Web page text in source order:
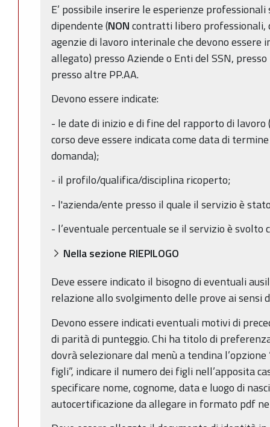
E’ possibile inserire le esperienze
dipendente (NONcontratti libero professionali,
agenzie di lavoro interinale che devono essere
allegato) presso Aziende o Enti del SSN,
presso altre PP.AA.
Devono essere indicate:
- le date di inizio e di fine del rapporto di lavoro
corso deve essere indicata come data di
domanda);
- il profilo/qualifica/disciplina ricoperto;
- l'azienda/ente presso il quale il servizio è
- l’eventuale percentuale se il servizio è svolto
Nella sezione RIEPILOGO
Deve essere indicato il bisogno di eventuali
relazione allo svolgimento delle prove ai sensi
Devono essere indicati eventuali motivi di
di parità di punteggio. Chi ha titolo di
dovrà selezionare dal menù a tendina
figli”, indicare il numero dei figli nell’apposita
specificare nome, cognome, data e luogo di
autocertificazione da allegare in formato pdf